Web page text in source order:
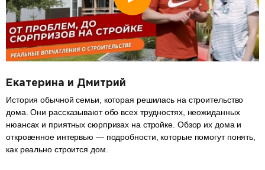
Екатерина и Дмитрий
История обычной семьи, которая решилась на строительство
дома. Они рассказывают обо всех трудностях, неожиданных
нюансах и приятных сюрпризах на стройке. Обзор их дома и
откровенное интервью — подробности, которые помогут понять,
как реально строится дом.